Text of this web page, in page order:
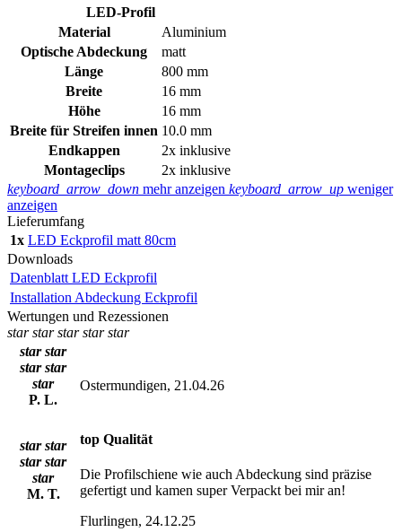
LED-Profil
Material
Aluminium
Optische Abdeckung
matt
Länge
800 mm
Breite
16 mm
Höhe
16 mm
Breite für Streifen innen 10.0 mm
Endkappen
2x inklusive
Montageclips
2x inklusive
keyboard_arrow_down mehr anzeigen keyboard_arrow_up weniger
anzeigen
Lieferumfang
1x LED Eckprofil matt 80cm
Downloads
Datenblatt LED Eckprofil
Installation Abdeckung Eckprofil
Wertungen und Rezessionen
star star star star star
star star
star star
star
P. L.
Ostermundigen, 21.04.26
star star
star star
star
M. T.
top Qualität
Die Profilschiene wie auch Abdeckung sind präzise
gefertigt und kamen super Verpackt bei mir an!
Flurlingen, 24.12.25